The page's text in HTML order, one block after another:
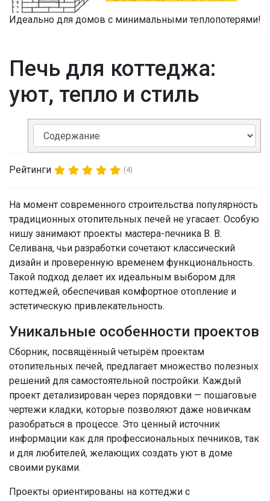
Идеально для домов с минимальными теплопотерями!
Печь для коттеджа:
уют, тепло и стиль
Рейтинги (4)
На момент современного строительства популярность
традиционных отопительных печей не угасает. Особую
нишу занимают проекты мастера-печника В. В.
Селивана, чьи разработки сочетают классический
дизайн и проверенную временем функциональность.
Такой подход делает их идеальным выбором для
коттеджей, обеспечивая комфортное отопление и
эстетическую привлекательность.
Уникальные особенности проектов
Сборник, посвящённый четырём проектам
отопительных печей, предлагает множество полезных
решений для самостоятельной постройки. Каждый
проект детализирован через порядовки — пошаговые
чертежи кладки, которые позволяют даже новичкам
разобраться в процессе. Это ценный источник
информации как для профессиональных печников, так
и для любителей, желающих создать уют в доме
своими руками.
Проекты ориентированы на коттеджи с